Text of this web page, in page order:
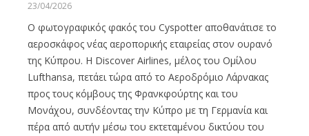
23/04/2026
Ο φωτογραφικός φακός του Cyspotter αποθανάτισε το
αεροσκάφος νέας αεροπορικής εταιρείας στον ουρανό
της Κύπρου. Η Discover Airlines, μέλος του Ομίλου
Lufthansa, πετάει τώρα από το Αεροδρόμιο Λάρνακας
προς τους κόμβους της Φρανκφούρτης και του
Μονάχου, συνδέοντας την Κύπρο με τη Γερμανία και
πέρα από αυτήν μέσω του εκτεταμένου δικτύου του